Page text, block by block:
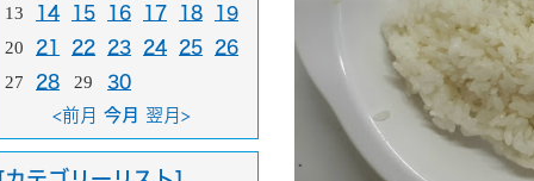
13 14 15 16 17 18 19
20 21 22 23 24 25 26
27 28 29
30
<前月 今月 翌月>